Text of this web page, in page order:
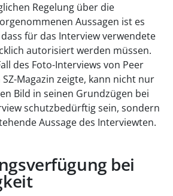
Regelung über die
Aussagen ist es
für das Interview verwendete
autorisiert werden müssen.
des Foto-Interviews von Peer
Magazin zeigte, kann nicht nur
Bild in seinen Grundzügen bei
schutzbedürftig sein, sondern
Aussage des Interviewten.
bei